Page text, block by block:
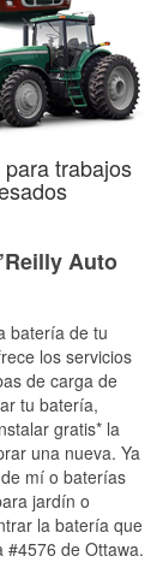
trabajos
Auto
batería de tu
los servicios
de carga de
tu batería,
gratis* la
una nueva. Ya
mí o baterías
jardín o
la batería que
#4576 de Ottawa.